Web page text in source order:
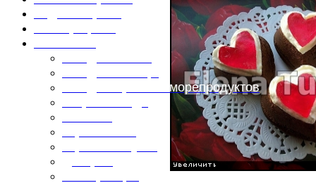
Блюда из рыбы и морепродуктов